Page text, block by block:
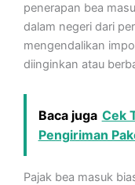
penerapan bea
dalam negeri dari
mengendalikan
diinginkan atau
Baca juga Cek
Pengiriman
Pajak bea masuk